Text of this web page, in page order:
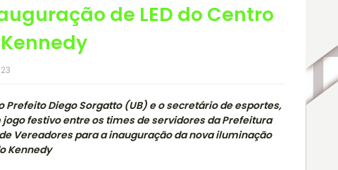
de LED do Centro
Diego Sorgatto (UB) e o secretário de esportes,
festivo entre os times de servidores da Prefeitura
Vereadores para a inauguração da nova iluminação
Kennedy